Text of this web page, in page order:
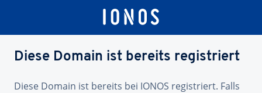
Diese Domain ist bereits registriert
Diese Domain ist bereits bei IONOS registriert. Falls